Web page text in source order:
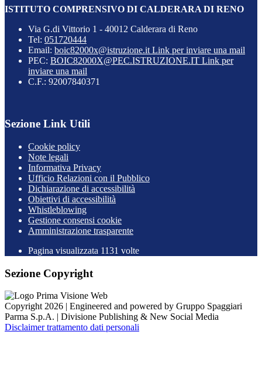
ISTITUTO COMPRENSIVO DI CALDERARA DI RENO
Via G.di Vittorio 1 - 40012 Calderara di Reno
Tel: 051720444
Email: boic82000x@istruzione.it Link per inviare una mail
PEC: BOIC82000X@PEC.ISTRUZIONE.IT Link per
inviare una mail
C.F.: 92007840371
Sezione Link Utili
Cookie policy
Note legali
Informativa Privacy
Ufficio Relazioni con il Pubblico
Dichiarazione di accessibilità
Obiettivi di accessibilità
Whistleblowing
Gestione consensi cookie
Amministrazione trasparente
Pagina visualizzata 1131 volte
Sezione Copyright
Copyright 2026 | Engineered and powered by Gruppo Spaggiari
Parma S.p.A. | Divisione Publishing & New Social Media
Disclaimer trattamento dati personali